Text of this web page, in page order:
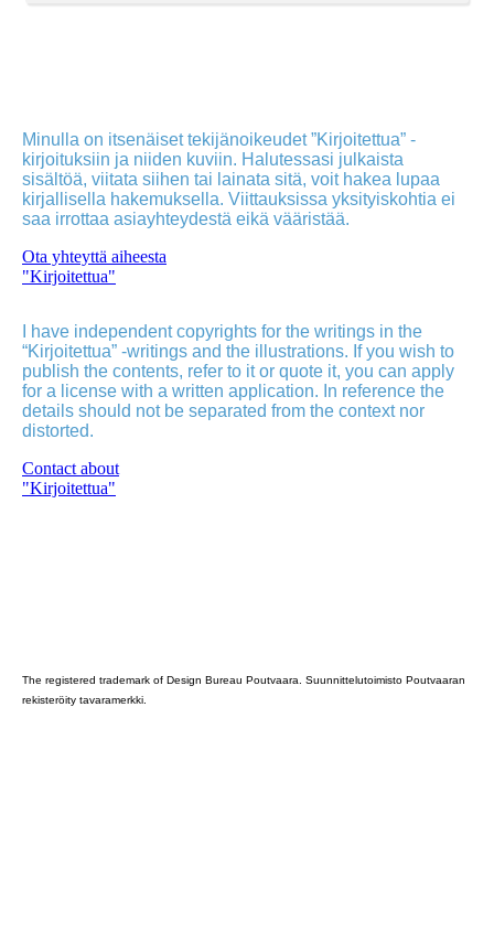
Minulla on itsenäiset tekijänoikeudet ”Kirjoitettua” -
kirjoituksiin ja niiden kuviin. Halutessasi julkaista
sisältöä, viitata siihen tai lainata sitä, voit hakea lupaa
kirjallisella hakemuksella. Viittauksissa yksityiskohtia ei
saa irrottaa asiayhteydestä eikä vääristää.
Ota yhteyttä aiheesta
"Kirjoitettua"
I have independent copyrights for the writings in the
“Kirjoitettua” -writings and the illustrations. If you wish to
publish the contents, refer to it or quote it, you can apply
for a license with a written application. In reference the
details should not be separated from the context nor
distorted.
Contact about
"Kirjoitettua"
The registered trademark of Design Bureau Poutvaara. Suunnittelutoimisto Poutvaaran
rekisteröity tavaramerkki.